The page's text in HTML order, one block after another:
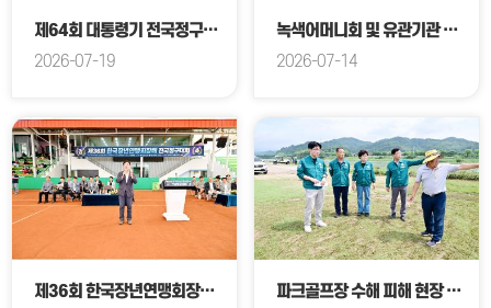
제64회 대통령기 전국정구대회 개회식
2026-07-19
녹색어머니회 및 유관기관 교통안전 캠페인
2026-07-14
제36회 한국장년연맹회장배 전국정구대회 개회식 파크골프장 수해 피해 현장 방문 - 총무위원회